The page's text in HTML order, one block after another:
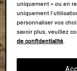
uniquement » ou en
uniquement
personnaliser vos
savoir plus, veuillez
de confidentialité.